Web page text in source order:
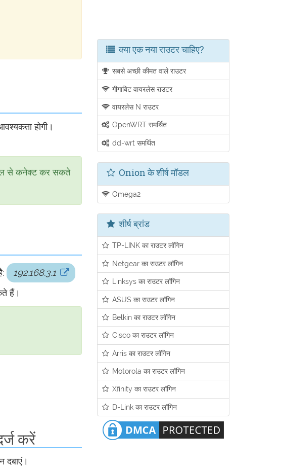
होगी।
से कनेक्ट कर सकते
192.168.3.1
हैं।
करें
दबाएं।
क्या एक नया राउटर चाहिए?
सबसे अच्छी कीमत वाले राउटर
गीगाबिट वायरलेस राउटर
वायरलेस N राउटर
OpenWRT समर्थित
dd-wrt समर्थित
Onion के शीर्ष मॉडल
Omega2
शीर्ष ब्रांड
TP-LINK का राउटर लॉगिन
Netgear का राउटर लॉगिन
Linksys का राउटर लॉगिन
ASUS का राउटर लॉगिन
Belkin का राउटर लॉगिन
Cisco का राउटर लॉगिन
Arris का राउटर लॉगिन
Motorola का राउटर लॉगिन
Xfinity का राउटर लॉगिन
D-Link का राउटर लॉगिन